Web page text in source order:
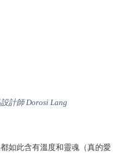
計師 Dorosi Lang
如此含有溫度和靈魂（真的愛